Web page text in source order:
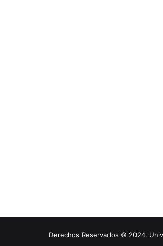
Derechos Reservados © 2024.